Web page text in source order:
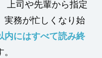
上司や先輩から指定
実務が忙しくなり始
内にはすべて読み終